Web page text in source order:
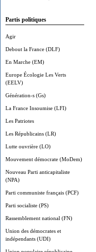
Partis politiques
Agir
Debout la France (DLF)
En Marche (EM)
Europe Écologie Les Verts
(EELV)
Génération-s (Gs)
La France Insoumise (LFI)
Les Patriotes
Les Républicains (LR)
Lutte ouvrière (LO)
Mouvement démocrate (MoDem)
Nouveau Parti anticapitaliste
(NPA)
Parti communiste français (PCF)
Parti socialiste (PS)
Rassemblement national (FN)
Union des démocrates et
indépendants (UDI)